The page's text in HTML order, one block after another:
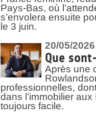
Pays-Bas, où
s’envolera ensuite
le 3 juin.
20/05/2026
Que
Après une
professionnelles,
dans l’immobilier
toujours facile.